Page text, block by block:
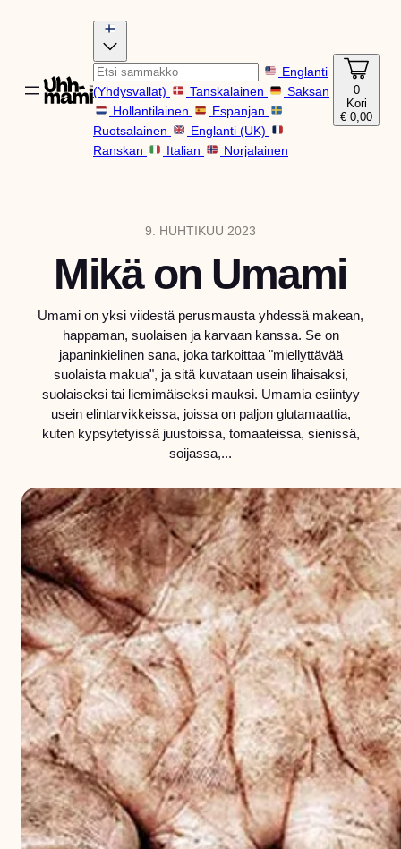
Englanti
(Yhdysvallat)
Tanskalainen
Saksan
Hollantilainen
Espanjan
Ruotsalainen
Englanti (UK)
Ranskan
Italian Norjalainen
0
Kori
€ 0,00
9. HUHTIKUU 2023
Mikä on Umami
Umami on yksi viidestä perusmausta yhdessä makean,
happaman, suolaisen ja karvaan kanssa. Se on
japaninkielinen sana, joka tarkoittaa "miellyttävää
suolaista makua", ja sitä kuvataan usein lihaisaksi,
suolaiseksi tai liemimäiseksi mauksi. Umamia esiintyy
usein elintarvikkeissa, joissa on paljon glutamaattia,
kuten kypsytetyissä juustoissa, tomaateissa, sienissä,
soijassa,...